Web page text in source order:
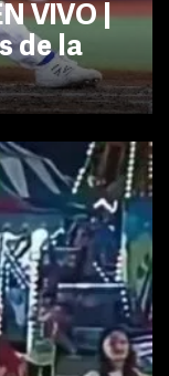
VIVO |
de la